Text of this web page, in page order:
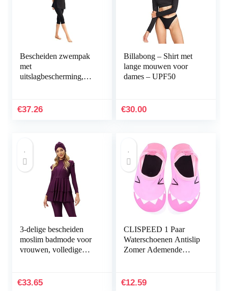
Bescheiden zwempak
met
uitslagbescherming,
Burkini zwemkostuum
€37.26
Billabong – Shirt met
lange mouwen voor
dames – UPF50
€30.00
3-delige bescheiden
moslim badmode voor
vrouwen, volledige
islamitische,
€33.65
CLISPEED 1 Paar
Waterschoenen Antislip
Zomer Ademende
Yogasokken
€12.59